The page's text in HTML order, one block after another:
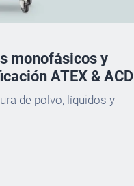
monofásicos y
ATEX & ACD
de polvo, líquidos y